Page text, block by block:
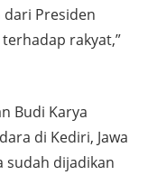
Presiden
rakyat,”
Budi Karya
di Kediri, Jawa
sudah dijadikan